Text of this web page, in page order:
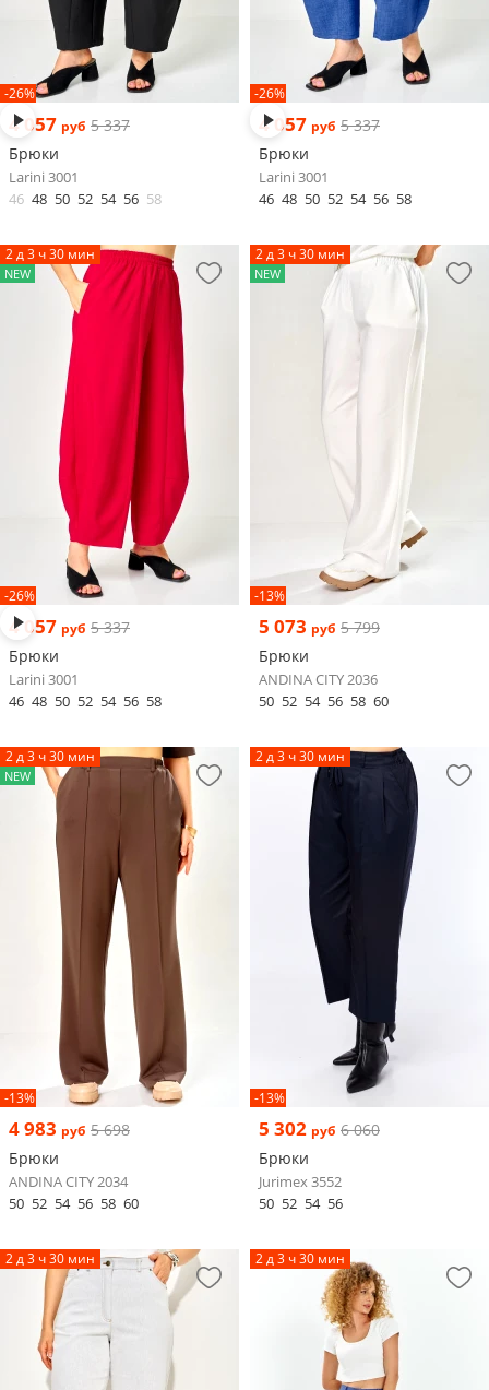
-26%
4 057 руб 5 337
Брюки
Larini 3001
46 48 50 52 54 56 58
-26%
4 057 руб 5 337
Брюки
Larini 3001
46 48 50 52 54 56 58
2 д 3 ч 30 мин
NEW
-26%
4 057 руб 5 337
Брюки
Larini 3001
46 48 50 52 54 56 58
2 д 3 ч 30 мин
NEW
-13%
5 073 руб 5 799
Брюки
ANDINA CITY 2036
50 52 54 56 58 60
2 д 3 ч 30 мин
NEW
-13%
4 983 руб 5 698
Брюки
ANDINA CITY 2034
50 52 54 56 58 60
2 д 3 ч 30 мин
-13%
5 302 руб 6 060
Брюки
Jurimex 3552
50 52 54 56
2 д 3 ч 30 мин 2 д 3 ч 30 мин